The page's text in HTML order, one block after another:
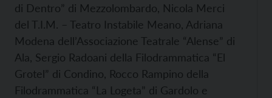
di Dentro” di Mezzolombardo, Nicola Merci
del T.I.M. – Teatro Instabile Meano, Adriana
Modena dell’Associazione Teatrale “Alense” di
Ala, Sergio Radoani della Filodrammatica “El
Grotel” di Condino, Rocco Rampino della
Filodrammatica “La Logeta” di Gardolo e